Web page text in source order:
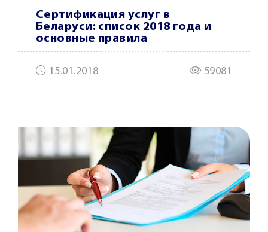
Сертификация услуг в
Беларуси: список 2018 года и
основные правила
15.01.2018 59081